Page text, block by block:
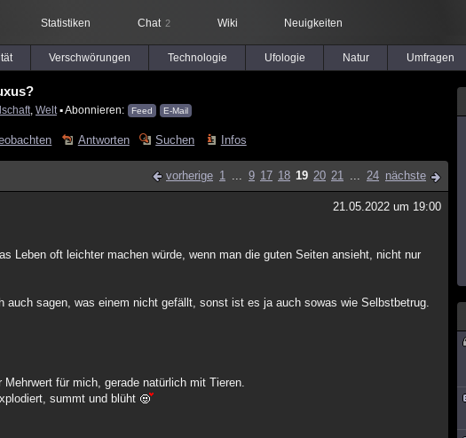
Statistiken Chat 2 Wiki Neuigkeiten
Verschwörungen Technologie Ufologie Natur Umfragen
Welt ▪ Abonnieren: Feed E-Mail
Antworten Suchen Infos
vorherige 1 ... 9 17 18 19 20 21 ... 24 nächste
21.05.2022 um 19:00
Leben oft leichter machen würde, wenn man die guten Seiten ansieht, nicht nur
sagen, was einem nicht gefällt, sonst ist es ja auch sowas wie Selbstbetrug.
für mich, gerade natürlich mit Tieren.
summt und blüht